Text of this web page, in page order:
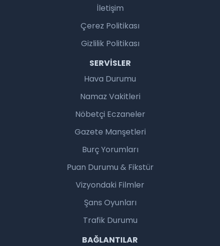
İletişim
Çerez Politikası
Gizlilik Politikası
SERVISLER
Hava Durumu
Namaz Vakitleri
Nöbetçi Eczaneler
Gazete Manşetleri
Burç Yorumları
Puan Durumu & Fikstür
Vizyondaki Filmler
Şans Oyunları
Trafik Durumu
BAĞLANTILAR